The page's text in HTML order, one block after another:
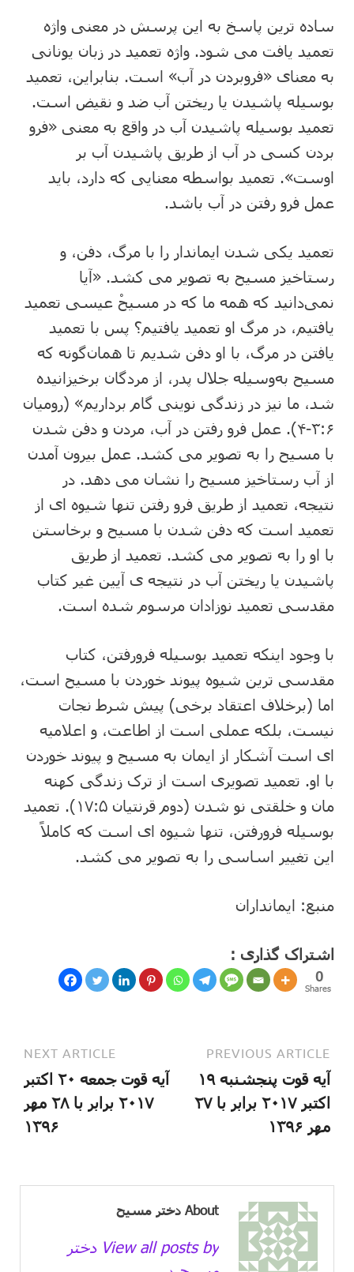
ساده ترین پاسخ به این پرسش در معنی واژه
تعمید یافت می شود. واژه تعمید در زبان یونانی
به معنای «فروبردن در آب» است. بنابراین، تعمید
بوسیله پاشیدن یا ریختن آب ضد و نقیض است.
تعمید بوسیله پاشیدن آب در واقع به معنی «فرو
بردن کسی در آب از طریق پاشیدن آب بر
اوست». تعمید بواسطه معنایی که دارد، باید
عمل فرو رفتن در آب باشد.
تعمید یکی شدن ایماندار را با مرگ، دفن، و
رستاخیز مسیح به تصویر می کشد. «آیا
نمی‌دانید که همه ما که در مسیحْ عیسی تعمید
یافتیم، در مرگ او تعمید یافتیم؟ پس با تعمید
یافتن در مرگ، با او دفن شدیم تا همان‌‌گونه که
مسیح به‌‌وسیله جلال پدر، از مردگان برخیزانیده
شد، ما نیز در زندگی نوینی گام برداریم» (رومیان
۳:۶-۴). عمل فرو رفتن در آب، مردن و دفن شدن
با مسیح را به تصویر می کشد. عمل بیرون آمدن
از آب رستاخیز مسیح را نشان می دهد. در
نتیجه، تعمید از طریق فرو رفتن تنها شیوه ای از
تعمید است که دفن شدن با مسیح و برخاستن
با او را به تصویر می کشد. تعمید از طریق
پاشیدن یا ریختن آب در نتیجه ی آیین غیر کتاب
مقدسی تعمید نوزادان مرسوم شده است.
با وجود اینکه تعمید بوسیله فرورفتن، کتاب
مقدسی ترین شیوه پیوند خوردن با مسیح است،
اما (برخلاف اعتقاد برخی) پیش شرط نجات
نیست، بلکه عملی است از اطاعت، و اعلامیه
ای است آشکار از ایمان به مسیح و پیوند خوردن
با او. تعمید تصویری است از ترک زندگی کهنه
مان و خلقتی نو شدن (دوم قرنتیان ۱۷:۵). تعمید
بوسیله فرورفتن، تنها شیوه ای است که کاملاً
این تغییر اساسی را به تصویر می کشد.
منبع: ایمانداران
اشتراک گذاری :
0
Shares
PREVIOUS ARTICLE
آیه قوت پنجشنبه ۱۹
اکتبر ۲۰۱۷ برابر با ۲۷
مهر ۱۳۹۶
NEXT ARTICLE
آیه قوت جمعه ۲۰ اکتبر
۲۰۱۷ برابر با ۲۸ مهر
۱۳۹۶
About دختر مسیح
View all posts by دختر